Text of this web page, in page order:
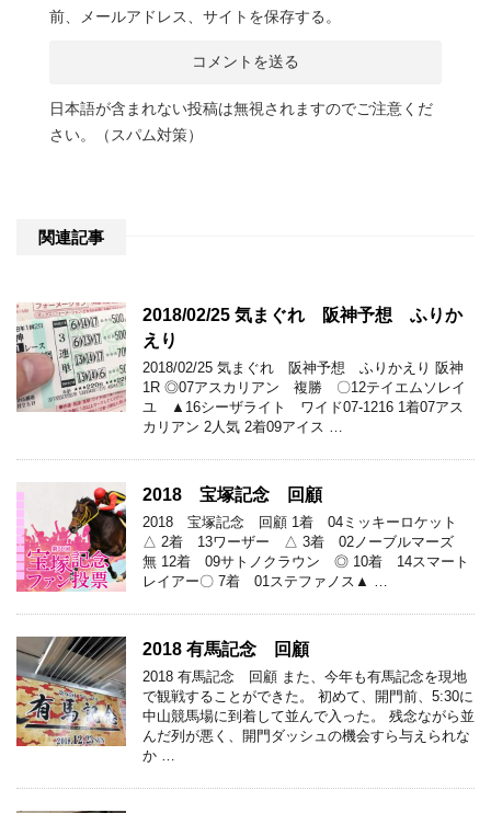
前、メールアドレス、サイトを保存する。
日本語が含まれない投稿は無視されますのでご注意くだ
さい。（スパム対策）
関連記事
2018/02/25 気まぐれ 阪神予想 ふりか
えり
2018/02/25 気まぐれ 阪神予想 ふりかえり 阪神
1R ◎07アスカリアン 複勝 〇12テイエムソレイ
ユ ▲16シーザライト ワイド07-1216 1着07アス
カリアン 2人気 2着09アイス …
2018 宝塚記念 回顧
2018 宝塚記念 回顧 1着 04ミッキーロケット
△ 2着 13ワーザー △ 3着 02ノーブルマーズ
無 12着 09サトノクラウン ◎ 10着 14スマート
レイアー〇 7着 01ステファノス▲ …
2018 有馬記念 回顧
2018 有馬記念 回顧 また、今年も有馬記念を現地
で観戦することができた。 初めて、開門前、5:30に
中山競馬場に到着して並んで入った。 残念ながら並
んだ列が悪く、開門ダッシュの機会すら与えられな
か …